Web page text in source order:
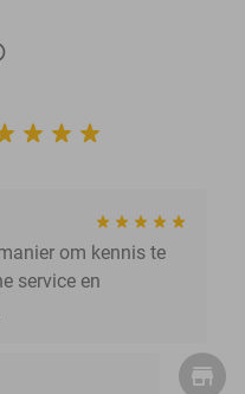
om kennis te
service en